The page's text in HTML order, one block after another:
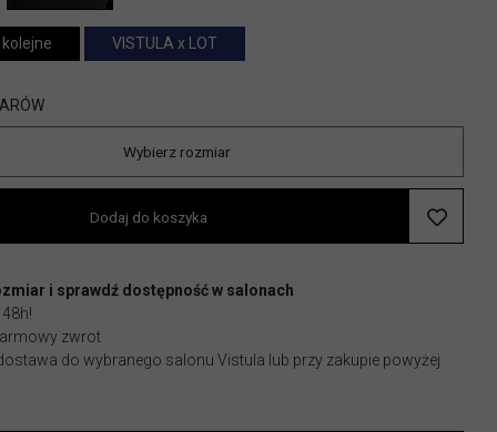
VISTULA x LOT
Wybierz rozmiar
Dodaj do koszyka
i sprawdź dostępność w salonach
zwrot
do wybranego salonu Vistula lub przy zakupie powyżej